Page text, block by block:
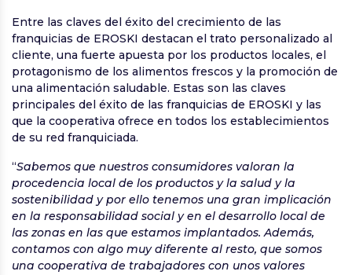
Entre las claves del éxito del crecimiento de las
franquicias de EROSKI destacan el trato personalizado al
cliente, una fuerte apuesta por los productos locales, el
protagonismo de los alimentos frescos y la promoción de
una alimentación saludable. Estas son las claves
principales del éxito de las franquicias de EROSKI y las
que la cooperativa ofrece en todos los establecimientos
de su red franquiciada.
“Sabemos que nuestros consumidores valoran la
procedencia local de los productos y la salud y la
sostenibilidad y por ello tenemos una gran implicación
en la responsabilidad social y en el desarrollo local de
las zonas en las que estamos implantados. Además,
contamos con algo muy diferente al resto, que somos
una cooperativa de trabajadores con unos valores